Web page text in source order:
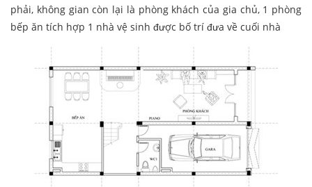
phải, không gian còn lại là phòng khách của gia chủ, 1 phòng
bếp ăn tích hợp 1 nhà vệ sinh được bố trí đưa về cuối nhà